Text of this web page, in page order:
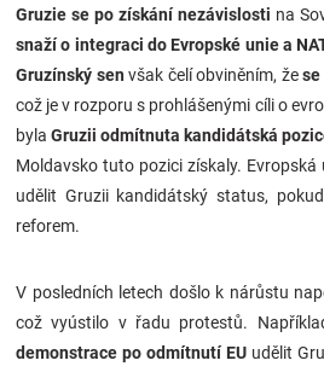
Gruzie se po získání nezávislosti na
snaží o integraci do Evropské unie a
Gruzínský senvšak čelí obviněním, žese
což je v rozporu s prohlášenými cíli o
byla Gruzii odmítnuta kandidátská
Moldavsko tuto pozici získaly.
udělit Gruzii kandidátský status,
reforem​​.
V posledních letech došlo k nárůstu
což vyústilo v řadu protestů.
demonstrace po odmítnutí EU udělit